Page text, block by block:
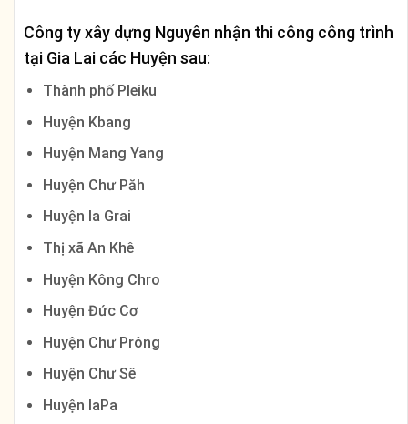
Công ty xây dựng Nguyên nhận thi công công trình
tại Gia Lai các Huyện sau:
Thành phố Pleiku
Huyện Kbang
Huyện Mang Yang
Huyện Chư Păh
Huyện Ia Grai
Thị xã An Khê
Huyện Kông Chro
Huyện Đức Cơ
Huyện Chư Prông
Huyện Chư Sê
Huyện IaPa